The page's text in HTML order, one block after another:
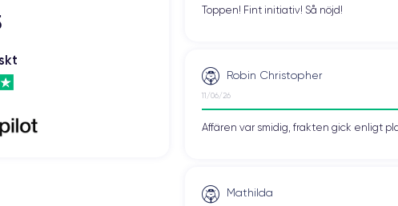
Toppen! Fint initiativ! Så nöjd!
Robin Christopher
11/06/26
Affären var smidig, frakten gick enligt
Mathilda